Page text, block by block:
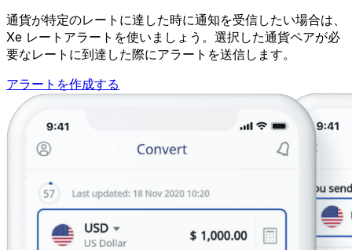
通貨が特定のレートに達した時に通知を受信したい場合は、
Xe レートアラートを使いましょう。選択した通貨ペアが必
要なレートに到達した際にアラートを送信します。
アラートを作成する